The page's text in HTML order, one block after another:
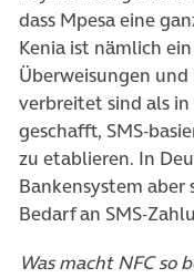
dass Mpesa eine
Kenia ist nämlich
Überweisungen
verbreitet sind als
geschafft, SMS-
zu etablieren. In
Bankensystem
Bedarf an SMS-
Was macht NFC so